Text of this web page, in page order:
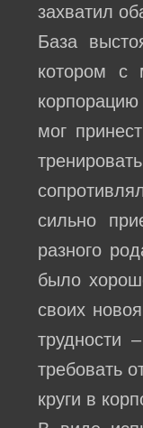
захватил
База
котором с
мог
сильно
разного
было
своих
трудности
требовать
круги в